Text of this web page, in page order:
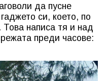
да пусне
си, което, по
написа тя и над
преди часове: